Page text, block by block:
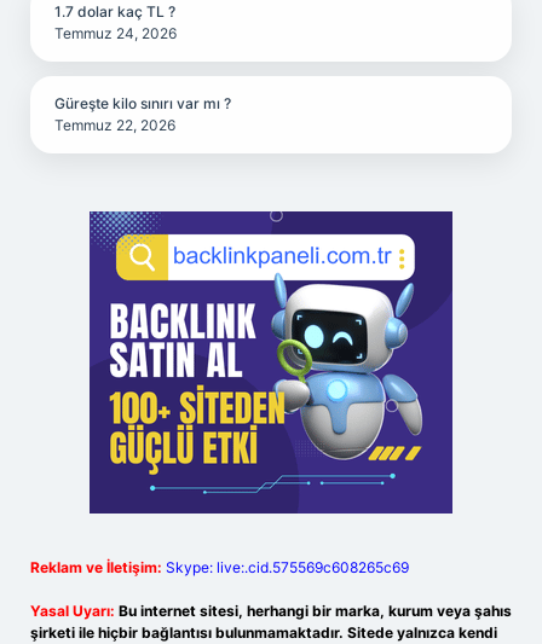
1.7 dolar kaç TL ?
Temmuz 24, 2026
Güreşte kilo sınırı var mı ?
Temmuz 22, 2026
Reklam ve İletişim: Skype: live:.cid.575569c608265c69
Yasal Uyarı: Bu internet sitesi, herhangi bir marka, kurum veya şahıs
şirketi ile hiçbir bağlantısı bulunmamaktadır. Sitede yalnızca kendi